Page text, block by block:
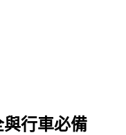
行車必備